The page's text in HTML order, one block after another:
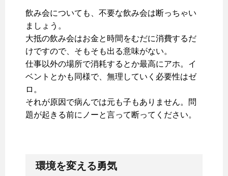
飲み会についても、不要な飲み会は断っちゃい
ましょう。
大抵の飲み会はお金と時間をむだに消費するだ
けですので、そもそも出る意味がない。
仕事以外の場所で消耗するとか最高にアホ。イ
ベントとかも同様で、無理していく必要性はゼ
ロ。
それが原因で病んでは元も子もありません。問
題が起きる前にノーと言って断ってください。
環境を変える勇気